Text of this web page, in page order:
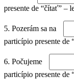
presente de “čítať” –
5. Pozerám sa na
particípio presente de
6. Počujeme
particípio presente de